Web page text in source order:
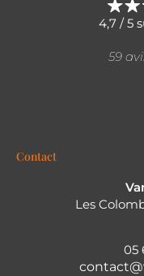
4,7 / 5
59
Contact
Les
05